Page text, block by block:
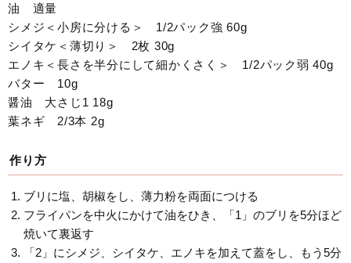
油 適量
シメジ＜小房に分ける＞ 1/2パック強 60g
シイタケ＜薄切り＞ 2枚 30g
エノキ＜長さを半分にして細かくさく＞ 1/2パック弱 40g
バター 10g
醤油 大さじ1 18g
葉ネギ 2/3本 2g
作り方
ブリに塩、胡椒をし、薄力粉を両面につける
フライパンを中火にかけて油をひき、「1」のブリを5分ほど
焼いて裏返す
「2」にシメジ、シイタケ、エノキを加えて蓋をし、もう5分